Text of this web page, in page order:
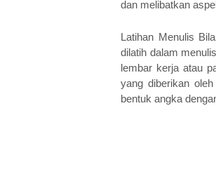
dan melibatkan
Latihan Menulis
dilatih dalam
lembar kerja atau
yang diberikan
bentuk angka